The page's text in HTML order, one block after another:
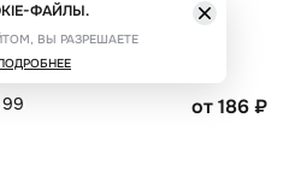
99 от 186₽
ФАЙЛЫ.
ВЫ РАЗРЕШАЕТЕ